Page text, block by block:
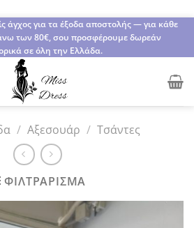
άγχος για τα έξοδα αποστολής — για κάθε
των 80€, σου προσφέρουμε δωρεάν
σε όλη την Ελλάδα.
/ Αξεσουάρ / Τσάντες
ΦΙΛΤΡΆΡΙΣΜΑ